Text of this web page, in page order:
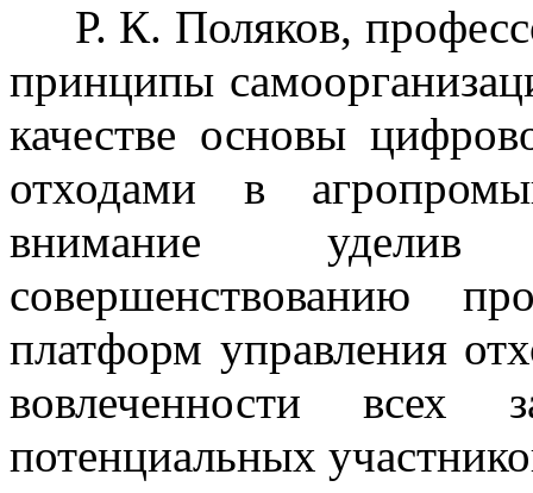
Р. К. Поляков,
принципы
качестве основы
отходами в
внимание уделив
совершенствованию
платформ управления
вовлеченности всех
потенциальных